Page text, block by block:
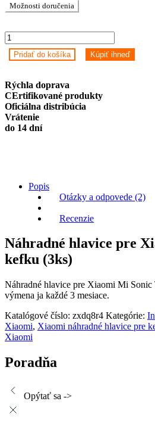
Možnosti doručenia
Náhradné
hlavice
pre
Sonickú
kefku
(3ks)
-
Standard
Pridať do košíka Kúpiť ihneď
Rýchla doprava
CErtifikované produkty
Oficiálna distribúcia
Vrátenie
do 14 dní
Popis
Otázky a odpovede (2)
Recenzie
Náhradné hlavice pre
kefku (3ks)
Náhradné hlavice pre Xiaomi Mi Sonic
výmena ja každé 3 mesiace.
Katalógové číslo: zxdq8r4 Kategórie:
Xiaomi, Xiaomi náhradné hlavice pre
Xiaomi
Poradňa
Opýtať sa ->